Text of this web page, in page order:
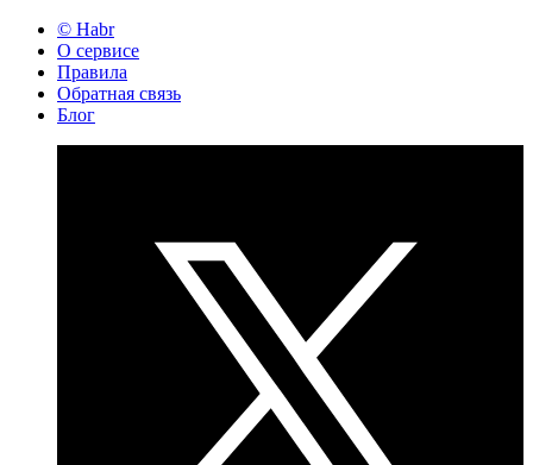
© Habr
О сервисе
Правила
Обратная связь
Блог